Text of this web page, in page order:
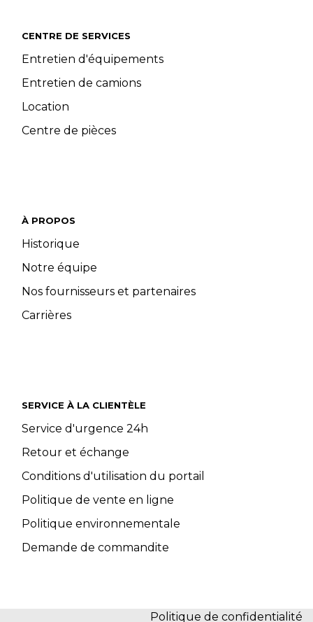
CENTRE DE SERVICES
Entretien d'équipements
Entretien de camions
Location
Centre de pièces
À PROPOS
Historique
Notre équipe
Nos fournisseurs et partenaires
Carrières
SERVICE À LA CLIENTÈLE
Service d'urgence 24h
Retour et échange
Conditions d'utilisation du portail
Politique de vente en ligne
Politique environnementale
Demande de commandite
Politique de confidentialité